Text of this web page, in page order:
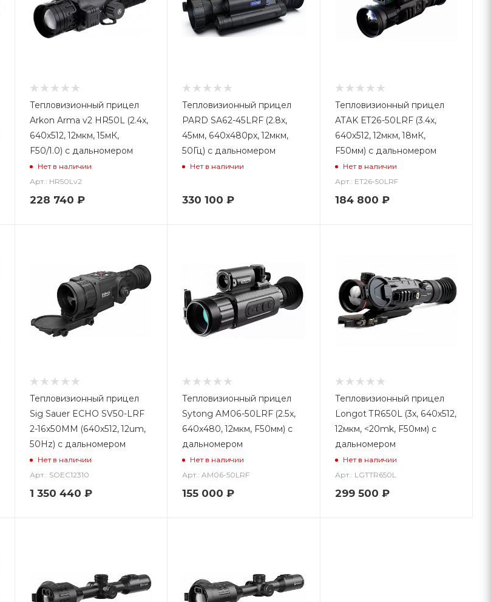
Тепловизионный прицел
Arkon Arma v2 HR50L (2.4x,
640x512, 12мкм, 15мК,
F50/1.0) с дальномером
Нет в наличии
Арт.: HR50Lv2
228 740 ₽
Тепловизионный прицел
PARD SA62-45LRF (2.8x,
45мм, 640x480px, 12мкм,
50Гц) с дальномером
Нет в наличии
330 100 ₽
Тепловизионный прицел
ATAK ET26-50LRF (3.4x,
640x512, 12мкм, 18мК,
F50мм) с дальномером
Нет в наличии
Арт.: ET26-50LRF
184 800 ₽
Тепловизионный прицел
Sig Sauer ECHO SV50-LRF
2-16x50MM (640x512, 12um,
50Hz) с дальномером
Нет в наличии
Арт.: SOEC12310
1 350 440 ₽
Тепловизионный прицел
Sytong AM06-50LRF (2.5x,
640x480, 12мкм, F50мм) с
дальномером
Нет в наличии
Арт.: AM06-50LRF
155 000 ₽
Тепловизионный прицел
Longot TR650L (3x, 640x512,
12мкм, <20mk, F50мм) с
дальномером
Нет в наличии
Арт.: LGTTR650L
299 500 ₽